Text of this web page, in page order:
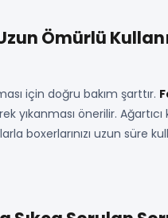
Ömürlü
için doğru bakım şarttır.
yıkanması önerilir.
boxerlarınızı uzun süre